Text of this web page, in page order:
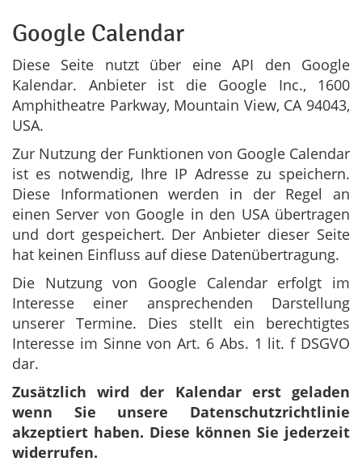
Google Calendar
Diese Seite nutzt über eine API den Google
Kalendar. Anbieter ist die Google Inc., 1600
Amphitheatre Parkway, Mountain View, CA 94043,
USA.
Zur Nutzung der Funktionen von Google Calendar
ist es notwendig, Ihre IP Adresse zu speichern.
Diese Informationen werden in der Regel an
einen Server von Google in den USA übertragen
und dort gespeichert. Der Anbieter dieser Seite
hat keinen Einfluss auf diese Datenübertragung.
Die Nutzung von Google Calendar erfolgt im
Interesse einer ansprechenden Darstellung
unserer Termine. Dies stellt ein berechtigtes
Interesse im Sinne von Art. 6 Abs. 1 lit. f DSGVO
dar.
Zusätzlich wird der Kalendar erst geladen
wenn Sie unsere Datenschutzrichtlinie
akzeptiert haben. Diese können Sie jederzeit
widerrufen.